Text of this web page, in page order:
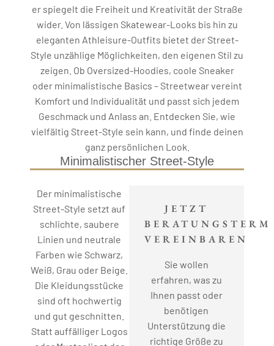
er spiegelt die Freiheit und Kreativität der Straße
wider. Von lässigen Skatewear-Looks bis hin zu
eleganten Athleisure-Outfits bietet der Street-
Style unzählige Möglichkeiten, den eigenen Stil zu
zeigen. Ob Oversized-Hoodies, coole Sneaker
oder minimalistische Basics – Streetwear vereint
Komfort und Individualität und passt sich jedem
Geschmack und Anlass an. Entdecken Sie, wie
vielfältig Street-Style sein kann, und finde deinen
ganz persönlichen Look.
Minimalistischer Street-Style
JETZT
VEREINBAREN
Sie wollen
erfahren, was zu
Ihnen passt oder
benötigen
Unterstützung die
richtige Größe zu
Der minimalistische
Street-Style setzt auf
schlichte, saubere
Linien und neutrale
Farben wie Schwarz,
Weiß, Grau oder Beige.
Die Kleidungsstücke
sind oft hochwertig
und gut geschnitten.
Statt auffälliger Logos